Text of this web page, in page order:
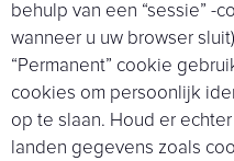
behulp van een “sessie” -
wanneer u uw browser
“Permanent” cookie
cookies om persoonlijk
op te slaan. Houd er
landen gegevens zoals